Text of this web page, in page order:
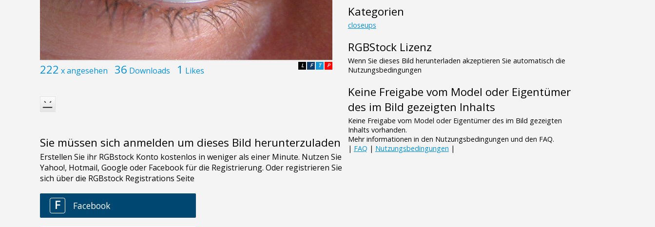
222 x angesehen 36 Downloads 1 Likes P
T
F
L
Sie müssen sich anmelden um dieses Bild herunterzuladen
Kategorien
closeups
RGBStock Lizenz
Wenn Sie dieses Bild herunterladen akzeptieren Sie automatisch die
Nutzungsbedingungen
Keine Freigabe vom Model oder Eigentümer
des im Bild gezeigten Inhalts
Keine Freigabe vom Model oder Eigentümer des im Bild gezeigten
Inhalts vorhanden.
Mehr informationen in den Nutzungsbedingungen und den FAQ.
| FAQ | Nutzungsbedingungen |